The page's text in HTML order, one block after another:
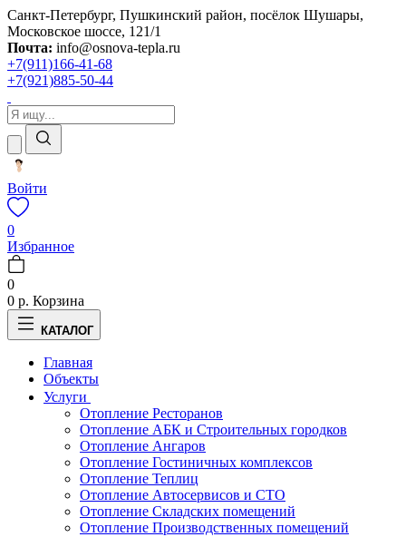
Санкт-Петербург, Пушкинский район, посёлок Шушары,
Московское шоссе, 121/1
Почта: info@osnova-tepla.ru
+7(911)166-41-68
+7(921)885-50-44
Войти
0
Избранное
0
0 р. Корзина
КАТАЛОГ
Главная
Объекты
Услуги
Отопление Ресторанов
Отопление АБК и Строительных городков
Отопление Ангаров
Отопление Гостиничных комплексов
Отопление Теплиц
Отопление Автосервисов и СТО
Отопление Складских помещений
Отопление Производственных помещений